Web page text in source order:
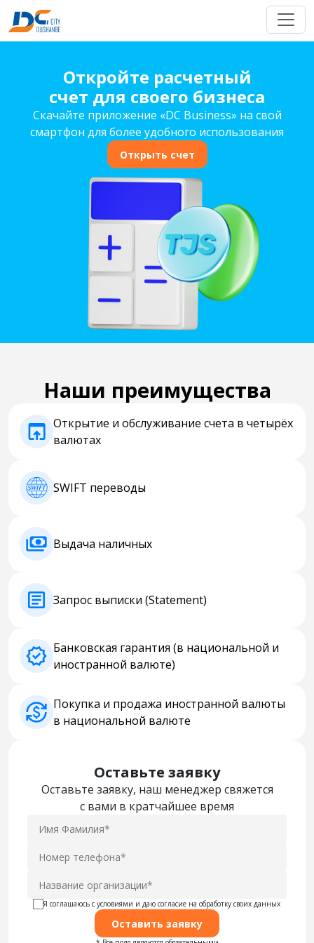
Откройте расчетный
счет для своего бизнеса
Скачайте приложение «DC Business» на свой
смартфон для более удобного использования
Открыть счет
Наши преимущества
Открытие и обслуживание счета в четырёх
валютах
SWIFT переводы
Выдача наличных
Запрос выписки (Statement)
Банковская гарантия (в национальной и
иностранной валюте)
Покупка и продажа иностранной валюты
в национальной валюте
Оставьте заявку
Оставьте заявку, наш менеджер свяжется
с вами в кратчайшее время
Я соглашаюсь с условиями и даю согласие на обработку своих данных
Оставить заявку